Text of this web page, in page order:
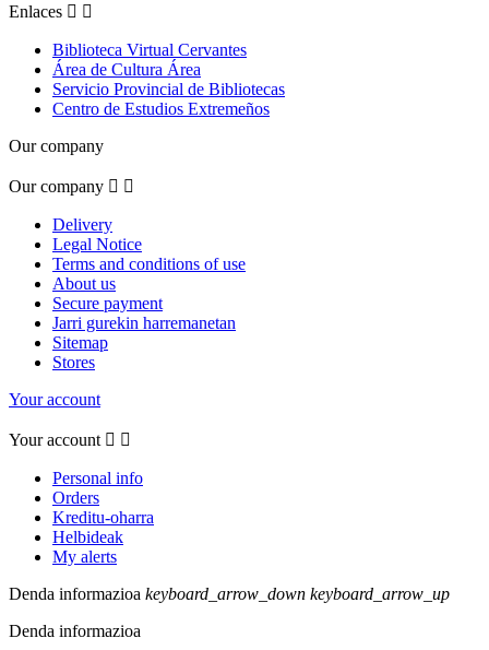
Enlaces  
Biblioteca Virtual Cervantes
Área de Cultura Área
Servicio Provincial de Bibliotecas
Centro de Estudios Extremeños
Our company
Our company  
Delivery
Legal Notice
Terms and conditions of use
About us
Secure payment
Jarri gurekin harremanetan
Sitemap
Stores
Your account
Your account  
Personal info
Orders
Kreditu-oharra
Helbideak
My alerts
Denda informazioa keyboard_arrow_down keyboard_arrow_up
Denda informazioa